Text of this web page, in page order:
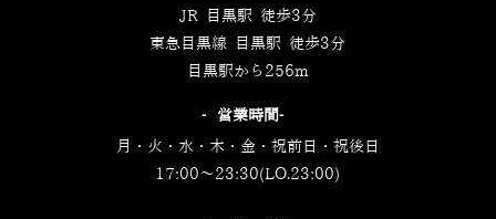
JR 目黒駅 徒歩3分
東急目黒線 目黒駅 徒歩3分
目黒駅から256m
‐営業時間‐
月・火・水・木・金・祝前日・祝後日
17:00～23:30(LO.23:00)